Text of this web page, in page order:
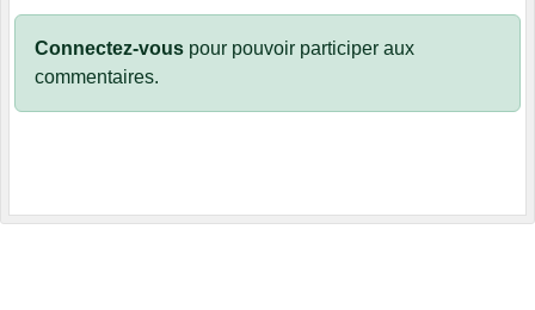
Connectez-vous pour pouvoir participer aux
commentaires.